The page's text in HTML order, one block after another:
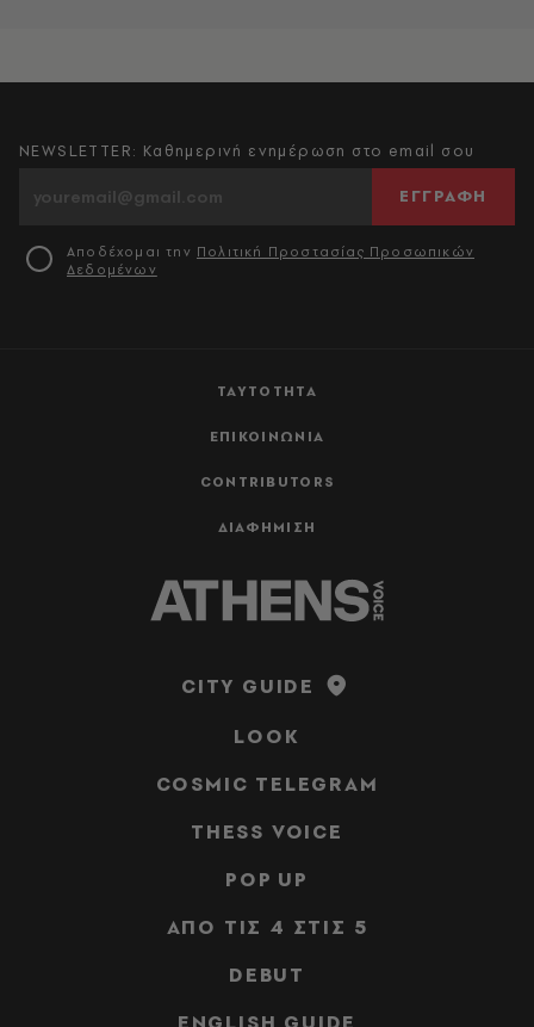
ΤΑΥΤΟΤΗΤΑ
ΕΠΙΚΟΙΝΩΝΙΑ
CONTRIBUTORS
ΔΙΑΦΗΜΙΣΗ
NEWSLETTER: Καθημερινή ενημέρωση στο email σου
ΕΓΓΡΑΦΗ
Αποδέχομαι την Πολιτική Προστασίας Προσωπικών
Δεδομένων
CITY GUIDE
LOOK
COSMIC TELEGRAM
THESS VOICE
POP UP
ΑΠΟ ΤΙΣ 4 ΣΤΙΣ 5
DEBUT